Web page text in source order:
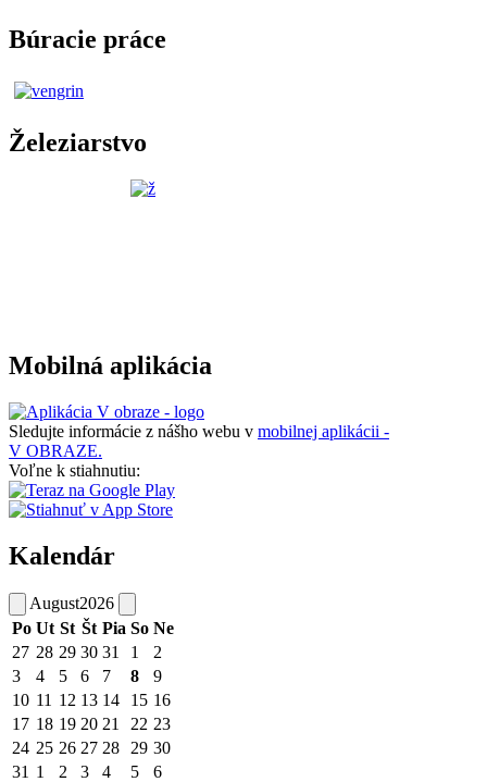
Búracie práce
Železiarstvo
Mobilná aplikácia
Sledujte informácie z nášho webu v mobilnej aplikácii -
V OBRAZE.
Voľne k stiahnutiu:
Kalendár
August2026
Po Ut St Št Pia So Ne
27 28 29 30 31 1
2
3
4 5 6 7 8
9
10 11 12 13 14 15 16
17 18 19 20 21 22 23
24 25 26 27 28 29 30
31 1 2 3 4 5 6